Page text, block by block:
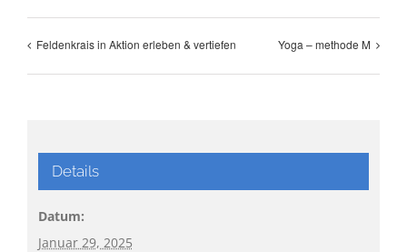
Feldenkrais in Aktion erleben & vertiefen Yoga – methode M
Details
Datum:
Januar 29, 2025